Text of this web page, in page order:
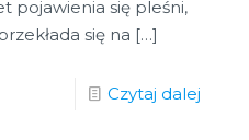
pojawienia się pleśni,
się na […]
Czytaj dalej